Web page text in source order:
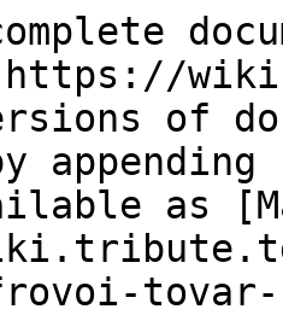
of
as
tovar-